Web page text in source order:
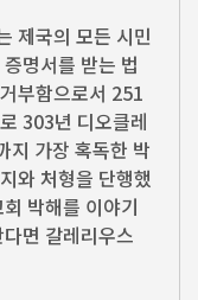
제국의 모든 시민
명서를 받는 법
부함으로서 251
303년 디오클레
가장 혹독한 박
와 처형을 단행했
박해를 이야기
면 갈레리우스